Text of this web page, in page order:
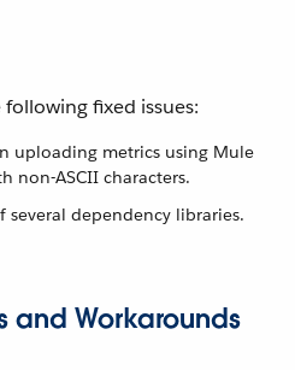
fixed issues:
uploading metrics using Mule
non-ASCII characters.
several dependency libraries.
and Workarounds